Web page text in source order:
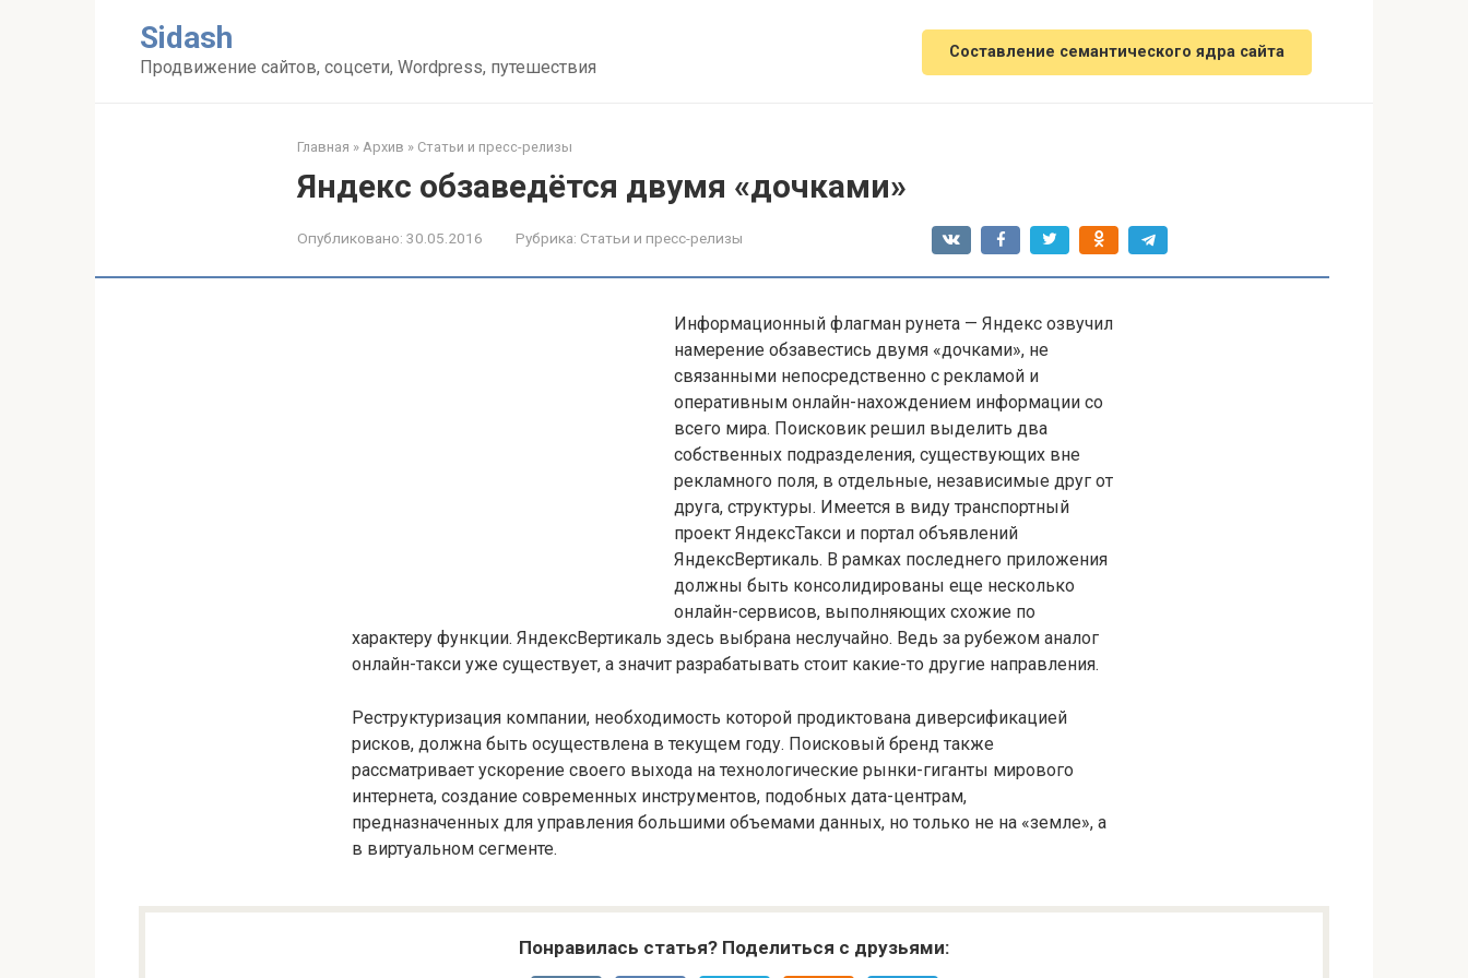
Sidash
Продвижение сайтов, соцсети, Wordpress, путешествия
Составление семантического ядра сайта
Главная » Архив » Статьи и пресс-релизы
Яндекс обзаведётся двумя «дочками»
Опубликовано: 30.05.2016 Рубрика: Статьи и пресс-релизы
Информационный флагман рунета — Яндекс озвучил
намерение обзавестись двумя «дочками», не
связанными непосредственно с рекламой и
оперативным онлайн-нахождением информации со
всего мира. Поисковик решил выделить два
собственных подразделения, существующих вне
рекламного поля, в отдельные, независимые друг от
друга, структуры. Имеется в виду транспортный
проект ЯндексТакси и портал объявлений
ЯндексВертикаль. В рамках последнего приложения
должны быть консолидированы еще несколько
онлайн-сервисов, выполняющих схожие по
характеру функции. ЯндексВертикаль здесь выбрана неслучайно. Ведь за рубежом аналог
онлайн-такси уже существует, а значит разрабатывать стоит какие-то другие направления.
Реструктуризация компании, необходимость которой продиктована диверсификацией
рисков, должна быть осуществлена в текущем году. Поисковый бренд также
рассматривает ускорение своего выхода на технологические рынки-гиганты мирового
интернета, создание современных инструментов, подобных дата-центрам,
предназначенных для управления большими объемами данных, но только не на «земле», а
в виртуальном сегменте.
Понравилась статья? Поделиться с друзьями: